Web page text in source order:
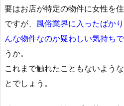
要はお店が特定の物件に女性を
ですが、 風俗業界に入ったばか
んな物件なのか疑わしい気持ち
うか。
これまで触れたこともないよう
とでしょう。